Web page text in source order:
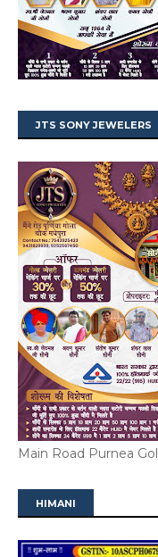
JTS SONY JEWELERS
Main Road Purnea
HIMANI